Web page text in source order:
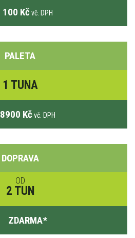
100 Kč vč. DPH
PALETA
1 TUNA
8900 Kč vč. DPH
DOPRAVA
OD
2 TUN
ZDARMA*